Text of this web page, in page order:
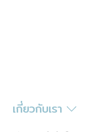
เกี่ยวกับเรา